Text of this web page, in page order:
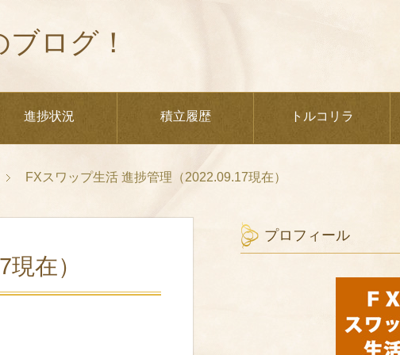
ログ！
進捗状況 積立履歴 トルコリラ
FXスワップ生活 進捗管理（2022.09.17現在）
在）
プロフィール